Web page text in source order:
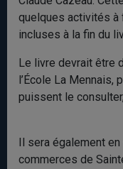
quelques activités à
incluses à la fin du
Le livre devrait être
l’École La
puissent le
Il sera également
commerces de